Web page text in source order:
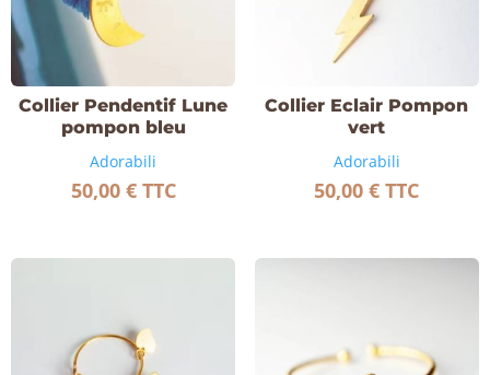
Collier Pendentif Lune
pompon bleu
Adorabili
50,00 € TTC
Collier Eclair Pompon
vert
Adorabili
50,00€ TTC